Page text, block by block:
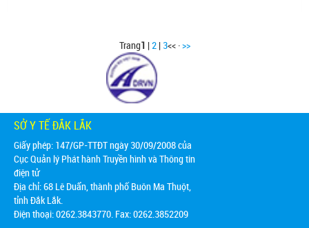
Trang1 | 2| 3<< ·>>
SỞ Y TẾ ĐẮK LẮK
Giấy phép: 147/GP-TTĐT ngày 30/09/2008 của
Cục Quản lý Phát hành Truyền hình và Thông tin
điện tử
Địa chỉ:68 Lê Duẩn, thành phố Buôn Ma Thuột,
tỉnh Đắk Lắk.
Điện thoại: 0262.3843770. Fax: 0262.3852209